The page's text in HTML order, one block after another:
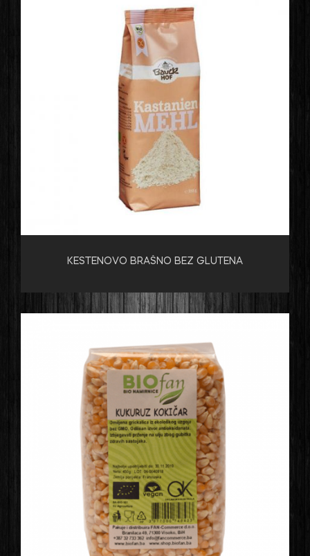
KESTENOVO BRAŠNO BEZ GLUTENA